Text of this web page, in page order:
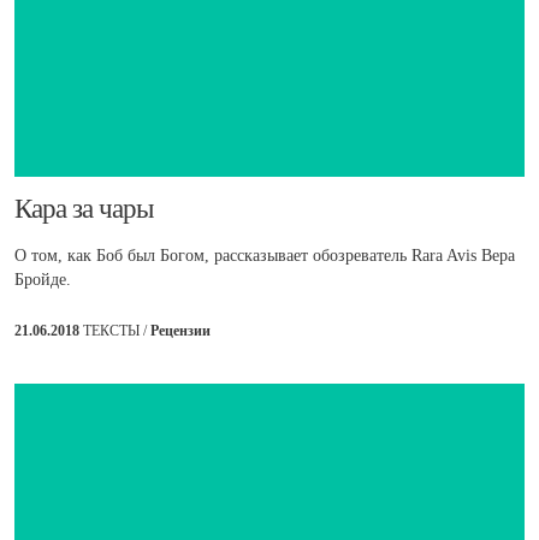
​Кара за чары
О том, как Боб был Богом, рассказывает обозреватель Rara Avis Вера
Бройде.
21.06.2018 ТЕКСТЫ /Рецензии